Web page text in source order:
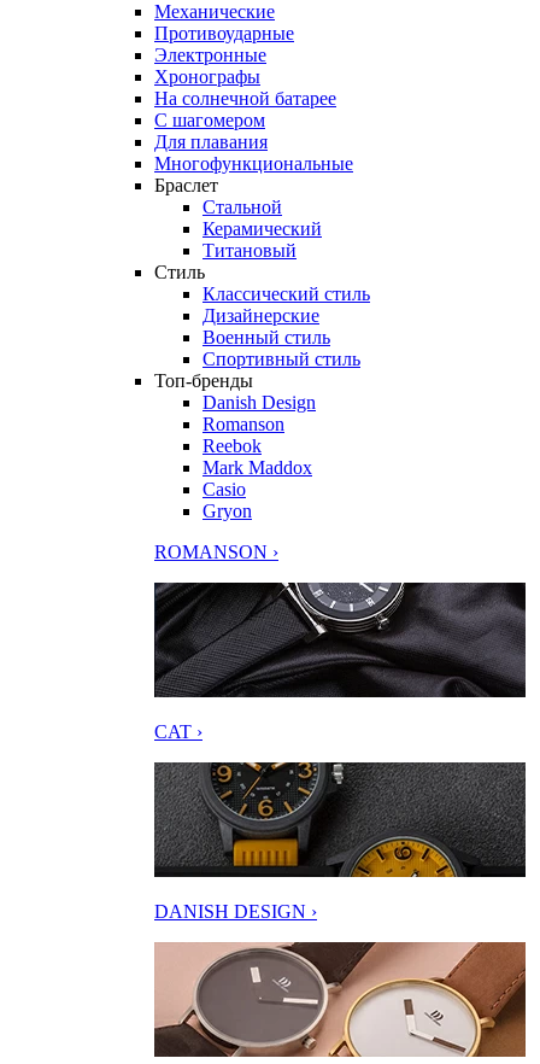
Механические
Противоударные
Электронные
Хронографы
На солнечной батарее
С шагомером
Для плавания
Многофункциональные
Браслет
Стальной
Керамический
Титановый
Стиль
Классический стиль
Дизайнерские
Военный стиль
Спортивный стиль
Топ-бренды
Danish Design
Romanson
Reebok
Mark Maddox
Casio
Gryon
ROMANSON ›
CAT ›
DANISH DESIGN ›